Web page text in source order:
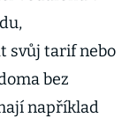
svůj tarif nebo
bez
například